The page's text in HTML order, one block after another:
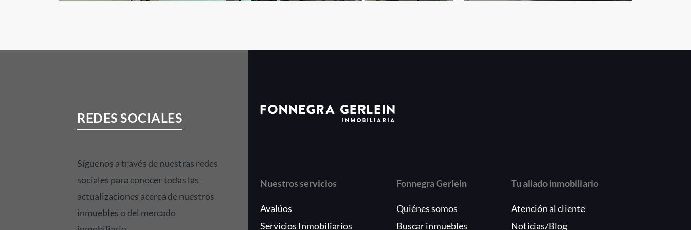
REDES SOCIALES
Síguenos a través de nuestras redes
sociales para conocer todas las
actualizaciones acerca de nuestros
inmuebles o del mercado
Nuestros servicios
Avalúos
Servicios Inmobiliarios
Fonnegra Gerlein
Quiénes somos
Buscar inmuebles
Tu aliado inmobiliario
Atención al cliente
Noticias/Blog